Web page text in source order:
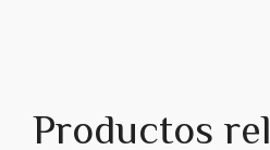
Productos